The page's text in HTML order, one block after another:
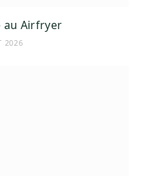
au Airfryer
2026